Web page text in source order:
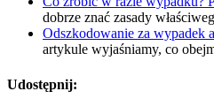
dobrze znać zasady
Odszkodowanie za wypadek
artykule wyjaśniamy, co
Udostępnij: